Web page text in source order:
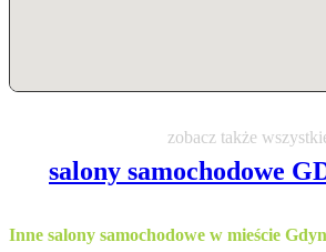
zobacz także
salony samochodowe
Inne salony samochodowe w mieście